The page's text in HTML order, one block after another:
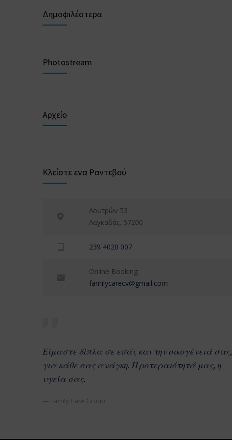
Δημοφιλέστερα
Photostream
Αρχείο
Κλείστε ενα Ραντεβού
Λουτρών 53
Λαγκαδάς, 57200
239 4020 007
Online Booking:
familycarecv@gmail.com
Είμαστε δίπλα σε εσάς και την οικογένειά σας,
για κάθε σας ανάγκη. Προτεραιότητά μας, η
υγεία σας.
— Family Care Group